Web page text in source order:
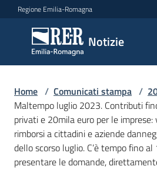
Vai al contenuto
Vai alla navigazione
Vai al footer
Regione Emilia-Romagna
Notizie
Notizie
Comunicati
stampa
Menu selezionato
Cerca
un
comunicato
Home / Comunicati stampa /
Maltempo luglio 2023. Contributi
privati e 20mila euro per le imprese:
rimborsi a cittadini e aziende
dello scorso luglio. C’è tempo fino
presentare le domande,